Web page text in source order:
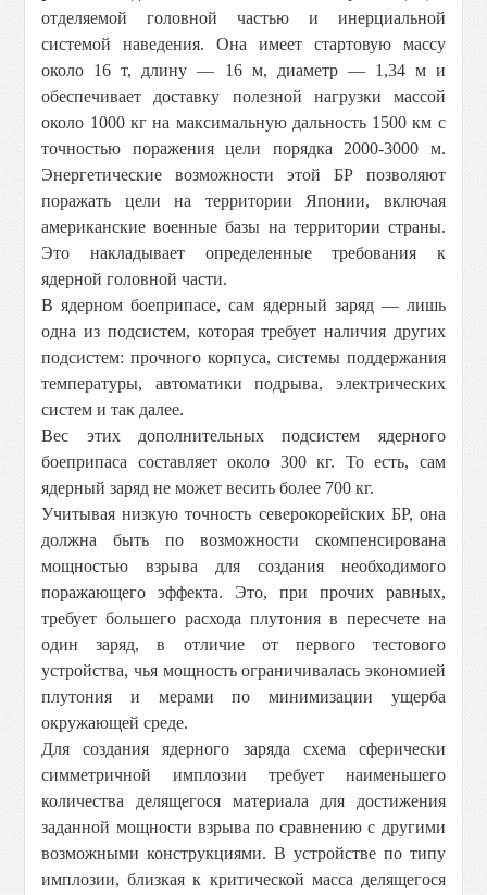
отделяемой головной частью и инерциальной
системой наведения. Она имеет стартовую массу
около 16 т, длину — 16 м, диаметр — 1,34 ми
обеспечивает доставку полезной нагрузки массой
около 1000 кгна максимальную дальность 1500 км с
точностью поражения цели порядка 2000-3000 м.
Энергетические возможности этой БР позволяют
поражать цели на территории Японии, включая
американские военные базы на территории страны.
Это накладывает определенные требования к
ядерной головной части.
В ядерном боеприпасе, сам ядерный заряд — лишь
одна из подсистем, которая требует наличия других
подсистем: прочного корпуса, системы поддержания
температуры, автоматики подрыва, электрических
систем и так далее.
Вес этих дополнительных подсистем ядерного
боеприпаса составляет около 300 кг. То есть, сам
ядерный заряд не может весить более 700 кг.
Учитывая низкую точность северокорейских БР, она
должна быть по возможности скомпенсирована
мощностью взрыва для создания необходимого
поражающего эффекта. Это, при прочих равных,
требует большего расхода плутония в пересчете на
один заряд, в отличие от первого тестового
устройства, чья мощность ограничивалась экономией
плутония и мерами по минимизации ущерба
окружающей среде.
Для создания ядерного заряда схема сферически
симметричной имплозии требует наименьшего
количества делящегося материала для достижения
заданной мощности взрыва по сравнению с другими
возможными конструкциями. В устройстве по типу
имплозии, близкая к критической масса делящегося